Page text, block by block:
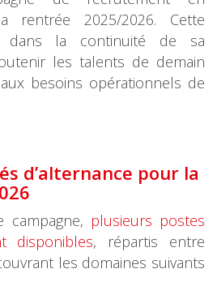
rentrée 2025/2026. Cette
dans la continuité de sa
les talents de demain
besoins opérationnels de
d’alternance pour la
campagne, plusieurs postes
disponibles, répartis entre
les domaines suivants